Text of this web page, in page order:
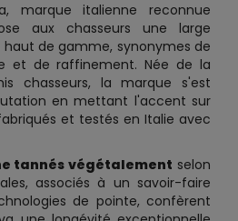
marque italienne reconnue
aux chasseurs une large
de gamme, synonymes de
et de raffinement. Née de la
chasseurs, la marque s'est
en mettant l'accent sur
et testés en Italie avec
tannés végétalement selon
associés à un savoir-faire
de pointe, confèrent